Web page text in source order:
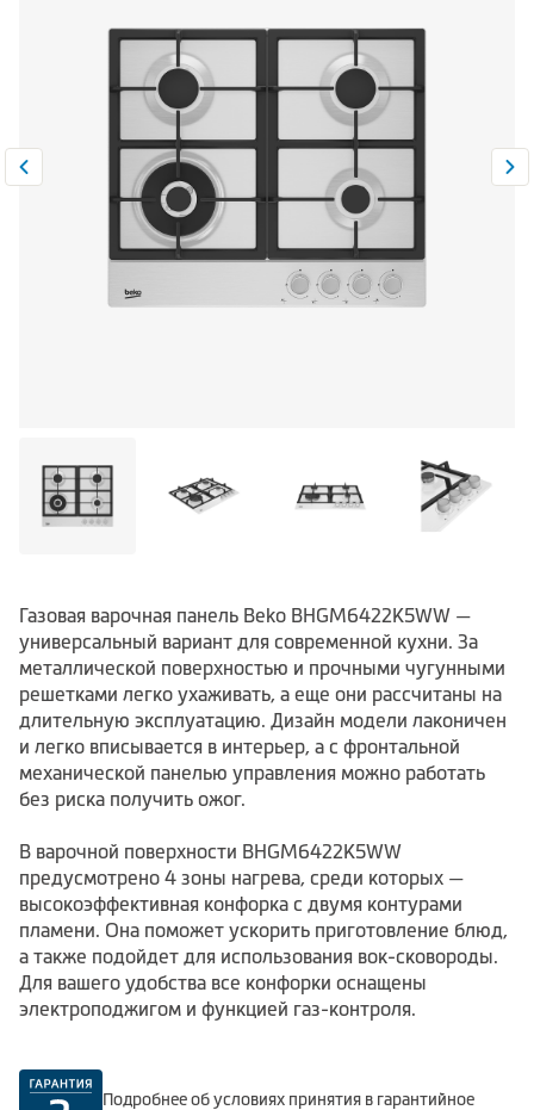
Газовая варочная панель Beko BHGM6422K5WW —
универсальный вариант для современной кухни. За
металлической поверхностью и прочными чугунными
решетками легко ухаживать, а еще они рассчитаны на
длительную эксплуатацию. Дизайн модели лаконичен
и легко вписывается в интерьер, а с фронтальной
механической панелью управления можно работать
без риска получить ожог.
В варочной поверхности BHGM6422K5WW
предусмотрено 4 зоны нагрева, среди которых —
высокоэффективная конфорка с двумя контурами
пламени. Она поможет ускорить приготовление блюд,
а также подойдет для использования вок-сковороды.
Для вашего удобства все конфорки оснащены
электроподжигом и функцией газ-контроля.
Подробнее об условиях принятия в гарантийное